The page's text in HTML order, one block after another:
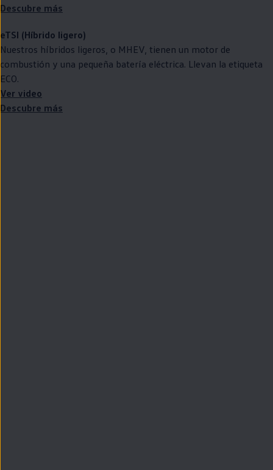
Descubre más
eTSI (Híbrido ligero)
Nuestros híbridos ligeros, o MHEV, tienen un motor de
combustión y una pequeña batería eléctrica. Llevan la etiqueta
ECO.
Ver video
Descubre más